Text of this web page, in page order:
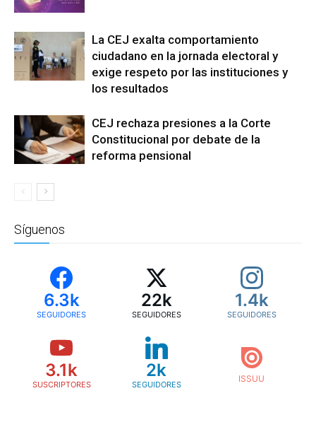
La CEJ exalta comportamiento
ciudadano en la jornada electoral y
exige respeto por las instituciones y
los resultados
CEJ rechaza presiones a la Corte
Constitucional por debate de la
reforma pensional
Síguenos
6.3k
SEGUIDORES
22k
SEGUIDORES
1.4k
SEGUIDORES
3.1k
SUSCRIPTORES
2k
SEGUIDORES